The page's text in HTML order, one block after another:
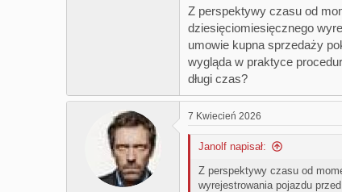
miesięcy w Niemczech
Z góry dzięki za pomoc
Z własnego doświadczenia
którzy biorą na siebie całą
Z perspektywy czasu od
dziesięciomiesięcznego
umowie kupna sprzedaży
wygląda w praktyce
długi czas?
7 Kwiecień 2026
Janolf napisał:
Z perspektywy czasu od
wyrejestrowania pojazdu